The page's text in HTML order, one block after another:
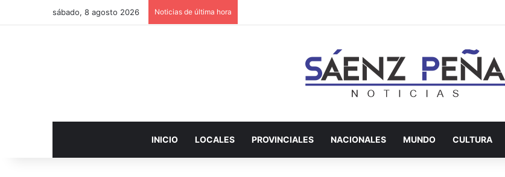
sábado, 8 agosto 2026 Noticias de última hora
INICIO LOCALES PROVINCIALES NACIONALES MUNDO CULTURA